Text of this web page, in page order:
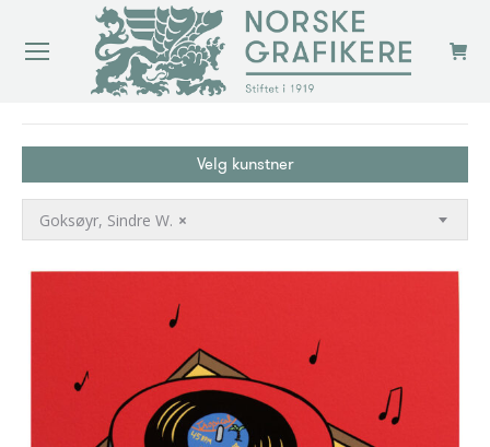
Velg kunstner
×
Goksøyr, Sindre W.